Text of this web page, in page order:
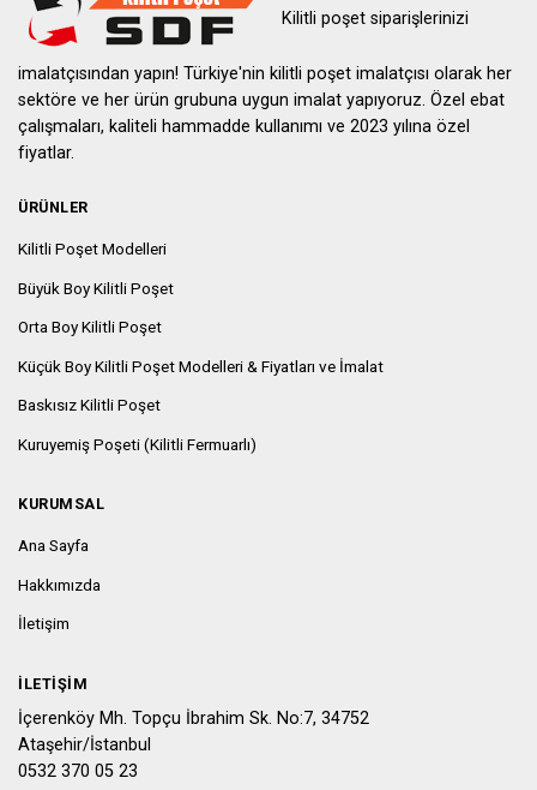
Kilitli poşet siparişlerinizi
imalatçısından yapın! Türkiye'nin kilitli poşet imalatçısı olarak her
sektöre ve her ürün grubuna uygun imalat yapıyoruz. Özel ebat
çalışmaları, kaliteli hammadde kullanımı ve 2023 yılına özel
fiyatlar.
ÜRÜNLER
Kilitli Poşet Modelleri
Büyük Boy Kilitli Poşet
Orta Boy Kilitli Poşet
Küçük Boy Kilitli Poşet Modelleri & Fiyatları ve İmalat
Baskısız Kilitli Poşet
Kuruyemiş Poşeti (Kilitli Fermuarlı)
KURUMSAL
Ana Sayfa
Hakkımızda
İletişim
İLETIŞIM
İçerenköy Mh. Topçu İbrahim Sk. No:7, 34752
Ataşehir/İstanbul
0532 370 05 23